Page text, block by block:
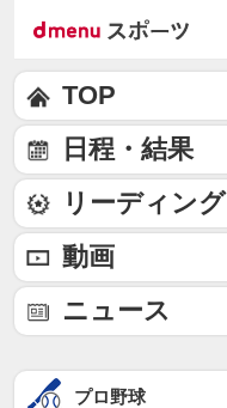
TOP
日程・結果
リーディング
動画
ニュース
プロ野球